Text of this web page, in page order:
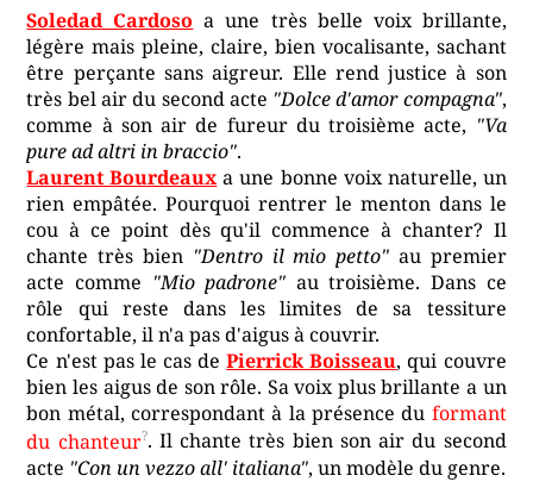
Soledad Cardoso a une très belle voix brillante,
légère mais pleine, claire, bien vocalisante, sachant
être perçante sans aigreur. Elle rend justice à son
très bel air du second acte "Dolce d'amor compagna",
comme à son air de fureur du troisième acte, "Va
pure ad altri in braccio".
Laurent Bourdeauxa une bonne voix naturelle, un
rien empâtée. Pourquoi rentrer le menton dans le
cou à ce point dès qu'il commence à chanter? Il
chante très bien "Dentro il mio petto" au premier
acte comme "Mio padrone" au troisième. Dans ce
rôle qui reste dans les limites de sa tessiture
confortable, il n'a pas d'aigus à couvrir.
Ce n'est pas le cas dePierrick Boisseau, qui couvre
bien les aigus de son rôle. Sa voix plus brillante a un
bon métal, correspondant à la présence du formant
du chanteur . Il chante très bien son air du second
acte "Con un vezzo all' italiana", un modèle du genre.